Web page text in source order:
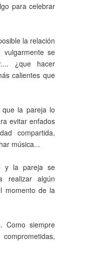
para celebrar
la relación
se
¿que hacer
calientes que
la pareja lo
evitar enfados
compartida,
música...
y la pareja se
realizar algún
momento de la
Como siempre